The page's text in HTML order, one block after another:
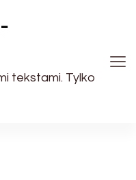
tekstami. Tylko